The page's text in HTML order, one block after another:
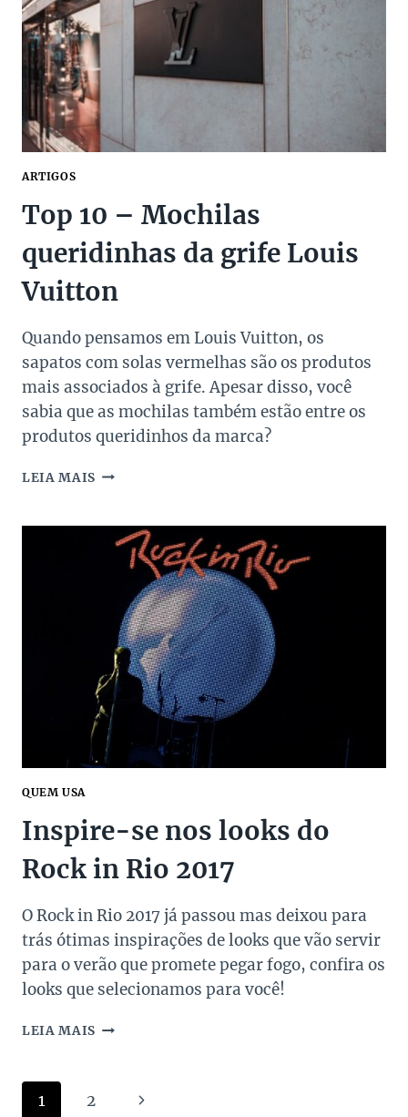
TV
E
ONLINE
ARTIGOS
Top 10 – Mochilas
queridinhas da grife Louis
Vuitton
Quando pensamos em Louis Vuitton, os
sapatos com solas vermelhas são os produtos
mais associados à grife. Apesar disso, você
sabia que as mochilas também estão entre os
produtos queridinhos da marca?
LEIA MAIS TOP
MOCHILAS
QUERIDINHAS
LOUIS
VUITTON
QUEM USA
Inspire-se nos looks do
Rock in Rio 2017
O Rock in Rio 2017 já passou mas deixou para
trás ótimas inspirações de looks que vão servir
para o verão que promete pegar fogo, confira os
looks que selecionamos para você!
LEIA MAIS INSPIRE-
DO
Navegação
1 2
Página